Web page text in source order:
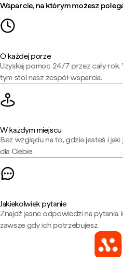
Wsparcie, na którym możesz
O każdej porze
Uzyskaj pomoc 24/7 przez cały rok.
tym stoi nasz zespół wsparcia.
W każdym miejscu
Bez względu na to, gdzie jesteś i
dla Ciebie.
Jakiekolwiek pytanie
Znajdź jasne odpowiedzi na
zawsze gdy ich potrzebujesz.